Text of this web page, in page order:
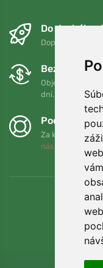
Do druhého
Doprava
Bezplatná
Objednávku
dní.
Za každú
nás